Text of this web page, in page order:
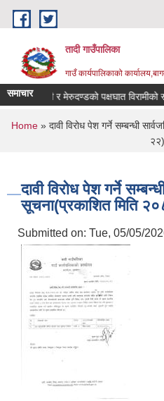
Skip to main content
तादी गाउँपालिका
गाउँ कार्यपालिकाको
समाचार
,क्यान्सर रोगी र मेरुदण्डको पक्षघात
You are here
Home » दावी विरोध पेश गर्ने सम्बन्धी
२२)
दावी विरोध पेश गर्ने
सूचना(प्रकाशित मिति
Submitted on: Tue, 05/05/